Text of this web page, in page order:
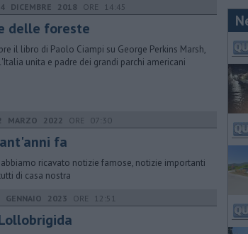
DICEMBRE 2018 ORE 14:45
delle foreste
il libro di Paolo Ciampi su George Perkins Marsh,
unita e padre dei grandi parchi americani
MARZO 2022 ORE 07:30
fa
ricavato notizie famose, notizie importanti
di casa nostra
GENNAIO 2023 ORE 12:51